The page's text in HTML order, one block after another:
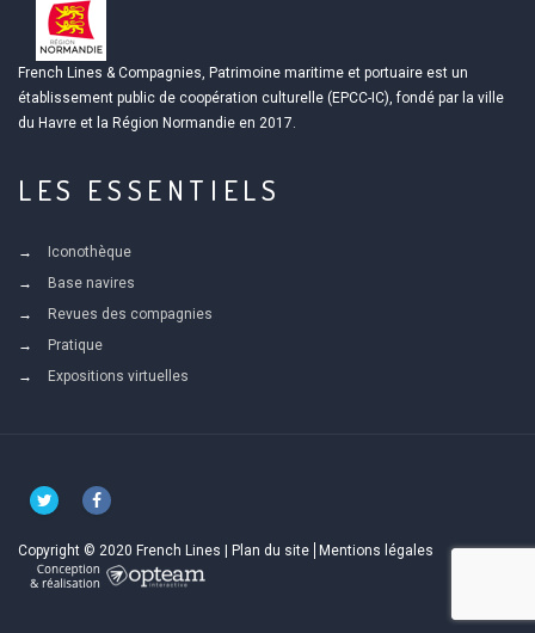
French Lines & Compagnies, Patrimoine maritime et portuaire est un
établissement public de coopération culturelle (EPCC-IC), fondé par la ville
du Havre et la Région Normandie en 2017.
LES ESSENTIELS
Iconothèque
Base navires
Revues des compagnies
Pratique
Expositions virtuelles
Copyright © 2020 French Lines | Plan du site Mentions légales